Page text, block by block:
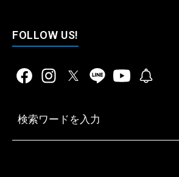
FOLLOW US!